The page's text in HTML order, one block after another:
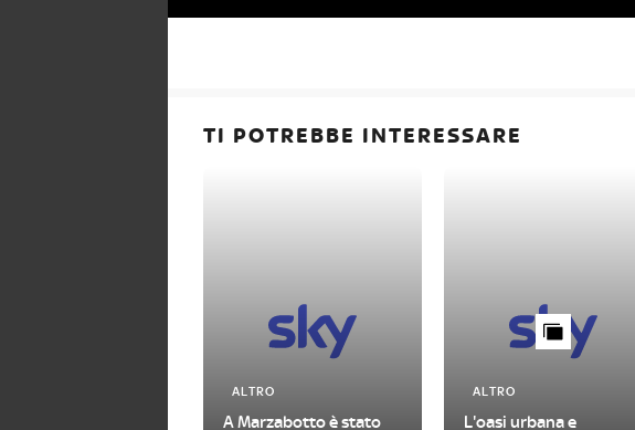
TI POTREBBE INTERESSARE
ALTRO
A Marzabotto è stato
ALTRO
L'oasi urbana e